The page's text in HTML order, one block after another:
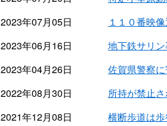
2023年07月05日
１１０番映
2023年06月16日
地下鉄サリ
2023年04月26日
佐賀県警察
2022年08月30日
所持が禁止
2021年12月08日
横断歩道は歩